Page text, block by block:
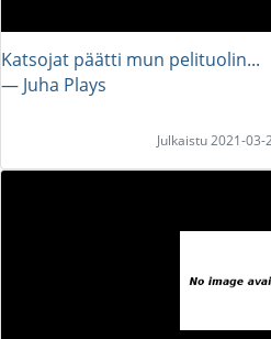
Katsojat päätti mun pelituolin...
― Juha Plays
Julkaistu 2021-